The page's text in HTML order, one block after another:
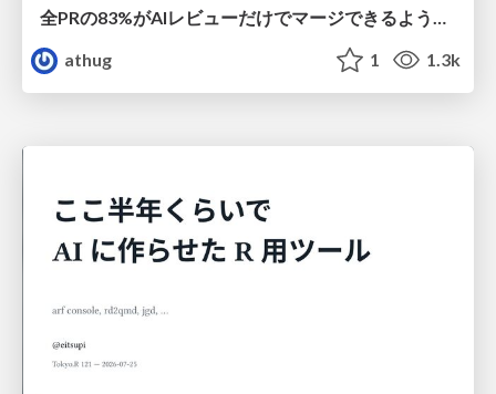
athug
1 1.3k